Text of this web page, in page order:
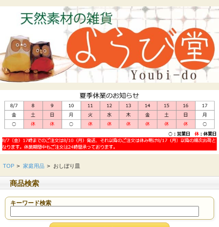
TOP > 家庭用品 > おしぼり皿
商品検索
キーワード検索